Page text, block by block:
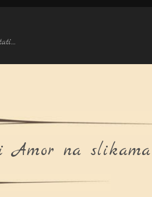
Amor na